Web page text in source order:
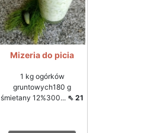
Mizeria do picia
1 kg ogórków
gruntowych180 g
śmietany 12%300... ⇖ 21